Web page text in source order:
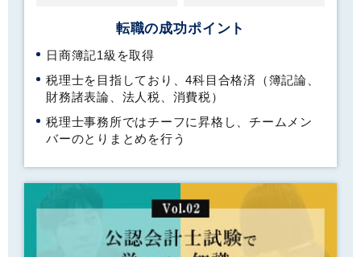
転職の成功ポイント
日商簿記1級を取得
税理士を目指しており、4科目合格済（簿記論、
財務諸表論、法人税、消費税）
税理士事務所ではチーフに昇格し、チームメン
バーのとりまとめを行う